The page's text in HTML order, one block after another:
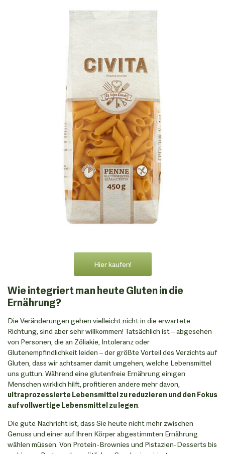
Hier kaufen!
Wie integriert man heute Gluten in die
Ernährung?
Die Veränderungen gehen vielleicht nicht in die erwartete
Richtung, sind aber sehr willkommen! Tatsächlich ist – abgesehen
von Personen, die an Zöliakie, Intoleranz oder
Glutenempfindlichkeit leiden – der größte Vorteil des Verzichts auf
Gluten, dass wir achtsamer damit umgehen, welche Lebensmittel
uns guttun. Während eine glutenfreie Ernährung einigen
Menschen wirklich hilft, profitieren andere mehr davon,
ultraprozessierte Lebensmittel zu reduzieren und den Fokus
auf vollwertige Lebensmittel zu legen.
Die gute Nachricht ist, dass Sie heute nicht mehr zwischen
Genuss und einer auf Ihren Körper abgestimmten Ernährung
wählen müssen. Von Protein-Brownies und Pistazien-Desserts bis